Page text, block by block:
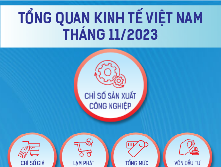
TỔNG QUAN KINH TẾ VIỆT NAM
THÁNG 11/2023